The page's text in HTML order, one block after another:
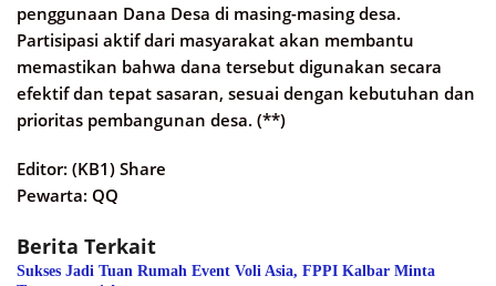
penggunaan Dana Desa di masing-masing desa.
Partisipasi aktif dari masyarakat akan membantu
memastikan bahwa dana tersebut digunakan secara
efektif dan tepat sasaran, sesuai dengan kebutuhan dan
prioritas pembangunan desa.​ (**)
Editor: (KB1) Share
Pewarta: QQ
Berita Terkait
Sukses Jadi Tuan Rumah Event Voli Asia, FPPI Kalbar Minta